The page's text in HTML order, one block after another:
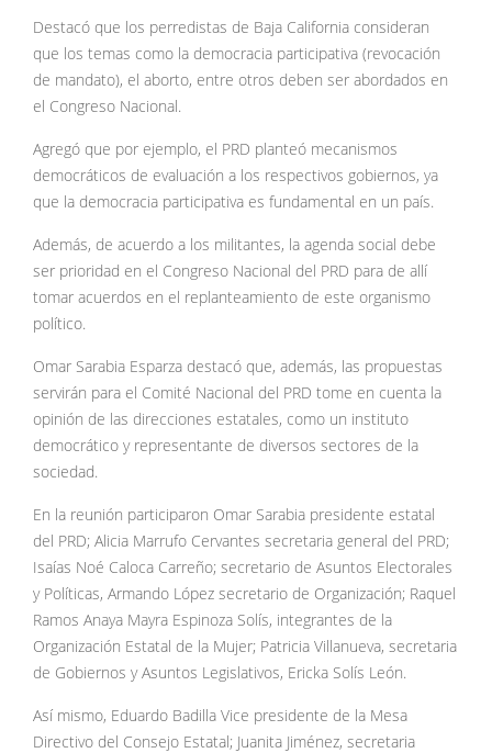
Destacó que los perredistas de Baja California consideran
que los temas como la democracia participativa (revocación
de mandato), el aborto, entre otros deben ser abordados en
el Congreso Nacional.
Agregó que por ejemplo, el PRD planteó mecanismos
democráticos de evaluación a los respectivos gobiernos, ya
que la democracia participativa es fundamental en un país.
Además, de acuerdo a los militantes, la agenda social debe
ser prioridad en el Congreso Nacional del PRD para de allí
tomar acuerdos en el replanteamiento de este organismo
político.
Omar Sarabia Esparza destacó que, además, las propuestas
servirán para el Comité Nacional del PRD tome en cuenta la
opinión de las direcciones estatales, como un instituto
democrático y representante de diversos sectores de la
sociedad.
En la reunión participaron Omar Sarabia presidente estatal
del PRD; Alicia Marrufo Cervantes secretaria general del PRD;
Isaías Noé Caloca Carreño; secretario de Asuntos Electorales
y Políticas, Armando López secretario de Organización; Raquel
Ramos Anaya Mayra Espinoza Solís, integrantes de la
Organización Estatal de la Mujer; Patricia Villanueva, secretaria
de Gobiernos y Asuntos Legislativos, Ericka Solís León.
Así mismo, Eduardo Badilla Vice presidente de la Mesa
Directivo del Consejo Estatal; Juanita Jiménez, secretaria